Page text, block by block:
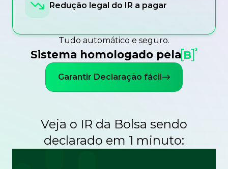
Redução legal do IR a pagar
Tudo automático e seguro.
Sistema homologado pela
Garantir Declaração fácil
Veja o IR da Bolsa sendo
declarado em 1 minuto: